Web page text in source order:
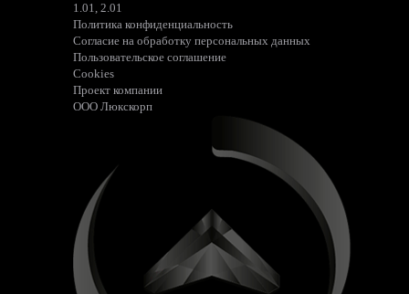
1.01, 2.01
Политика конфиденциальность
Согласие на обработку персональных данных
Пользовательское соглашение
Cookies
Проект компании
ООО Люкскорп